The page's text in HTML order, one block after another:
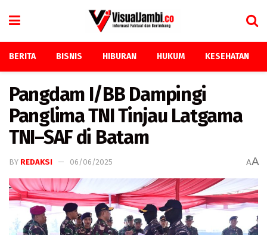
BERITA BISNIS HIBURAN HUKUM KESEHATAN
Pangdam I/BB Dampingi
Panglima TNI Tinjau Latgama
TNI–SAF di Batam
BY REDAKSI 06/06/2025 AA